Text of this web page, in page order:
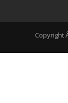
Copyright